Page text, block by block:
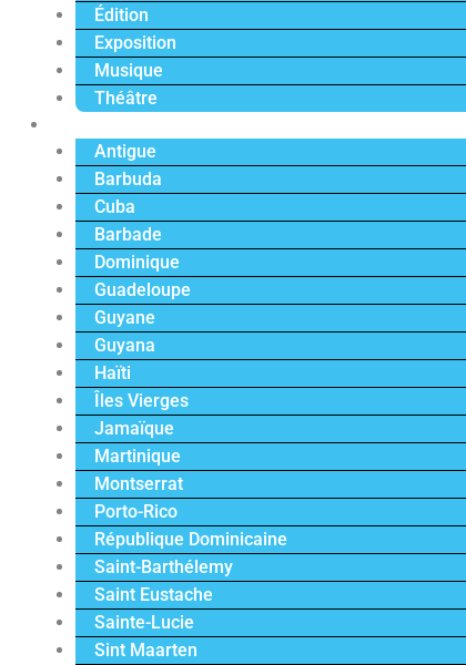
Édition
Exposition
Musique
Théâtre
Antigue
Barbuda
Cuba
Barbade
Dominique
Guadeloupe
Guyane
Guyana
Haïti
Îles Vierges
Jamaïque
Martinique
Montserrat
Porto-Rico
République Dominicaine
Saint-Barthélemy
Saint Eustache
Sainte-Lucie
Sint Maarten